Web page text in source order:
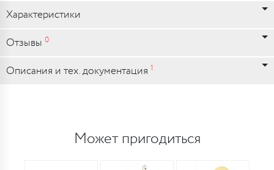
Характеристики
Отзывы 0
Описания и тех. документация 1
Может пригодиться